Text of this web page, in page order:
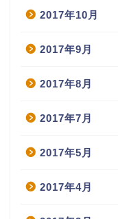
2017年10月
2017年9月
2017年8月
2017年7月
2017年5月
2017年4月